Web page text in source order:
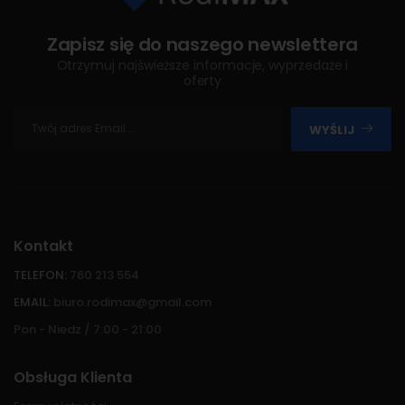
Zapisz się do naszego newslettera
WYŚLIJ
Kontakt
TELEFON:
EMAIL:
Obsługa Klienta